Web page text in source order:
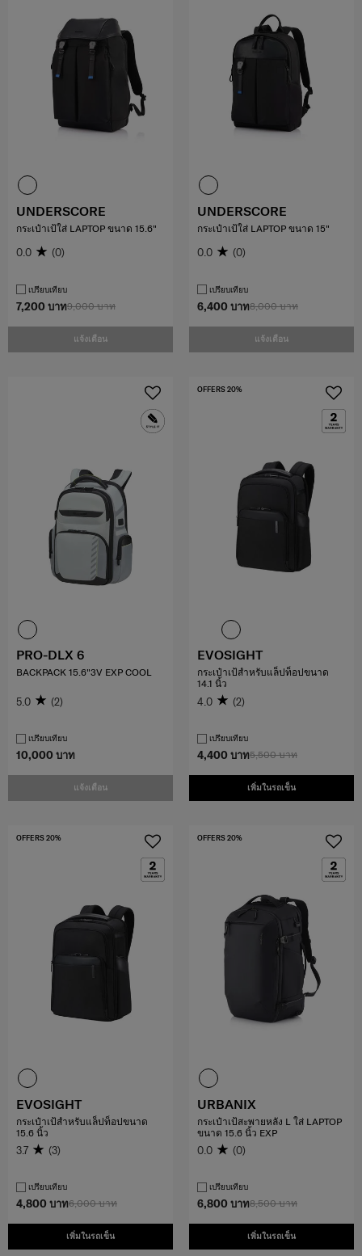
9,000 บาท
7,200 บาท
แจ้งเตือน
UNDERSCORE
กระเป๋าเป้ใส่ LAPTOP ขนาด 15.6"
0.0 (0)
เปรียบเทียบ
8,000 บาท
6,400 บาท
แจ้งเตือน
UNDERSCORE
กระเป๋าเป้ใส่ LAPTOP ขนาด 15"
0.0 (0)
เปรียบเทียบ
10,000 บาท
แจ้งเตือน
PRO-DLX 6
BACKPACK 15.6"3V EXP COOL
5.0 (2)
เปรียบเทียบ
5,500 บาท
4,400 บาท
เพิ่มในรถเข็น
OFFERS 20%
EVOSIGHT
กระเป๋าเป้สำหรับแล็ปท็อปขนาด
14.1 นิ้ว
4.0 (2)
เปรียบเทียบ
6,000 บาท
4,800 บาท
เพิ่มในรถเข็น
OFFERS 20%
EVOSIGHT
กระเป๋าเป้สำหรับแล็ปท็อปขนาด
15.6 นิ้ว
3.7 (3)
เปรียบเทียบ
8,500 บาท
6,800 บาท
เพิ่มในรถเข็น
OFFERS 20%
URBANIX
กระเป๋าเป้สะพายหลัง L ใส่ LAPTOP
ขนาด 15.6 นิ้ว EXP
0.0 (0)
เปรียบเทียบ